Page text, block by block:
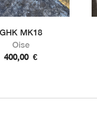
GHK MK18
Oise
400,00 €